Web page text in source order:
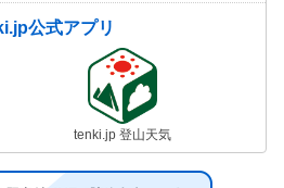
公式アプリ
tenki.jp 登山天気